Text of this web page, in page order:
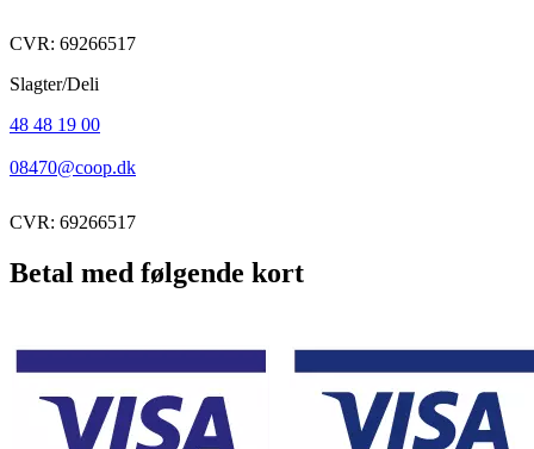
CVR: 69266517
Slagter/Deli
48 48 19 00
08470@coop.dk
CVR: 69266517
Betal med følgende kort